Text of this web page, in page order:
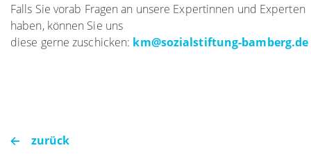
Falls Sie vorab Fragen an unsere Expertinnen und Experten
haben, können Sie uns
diese gerne zuschicken: km@sozialstiftung-bamberg.de
zurück